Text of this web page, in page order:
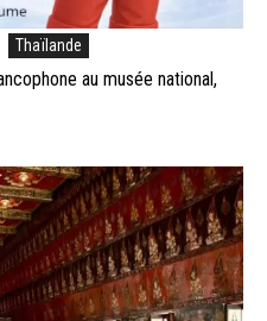
Thaïlande
au musée national,